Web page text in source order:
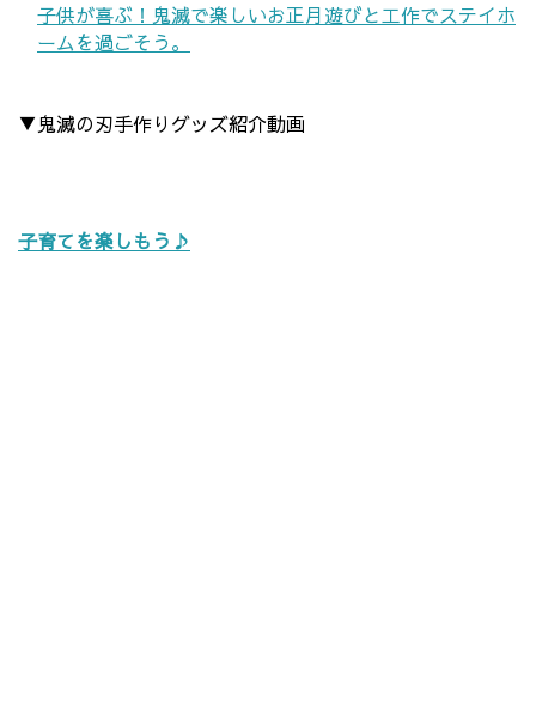
子供が喜ぶ！鬼滅で楽しいお正月遊びと工作でステイホ
ームを過ごそう。
▼鬼滅の刃手作りグッズ紹介動画
子育てを楽しもう♪